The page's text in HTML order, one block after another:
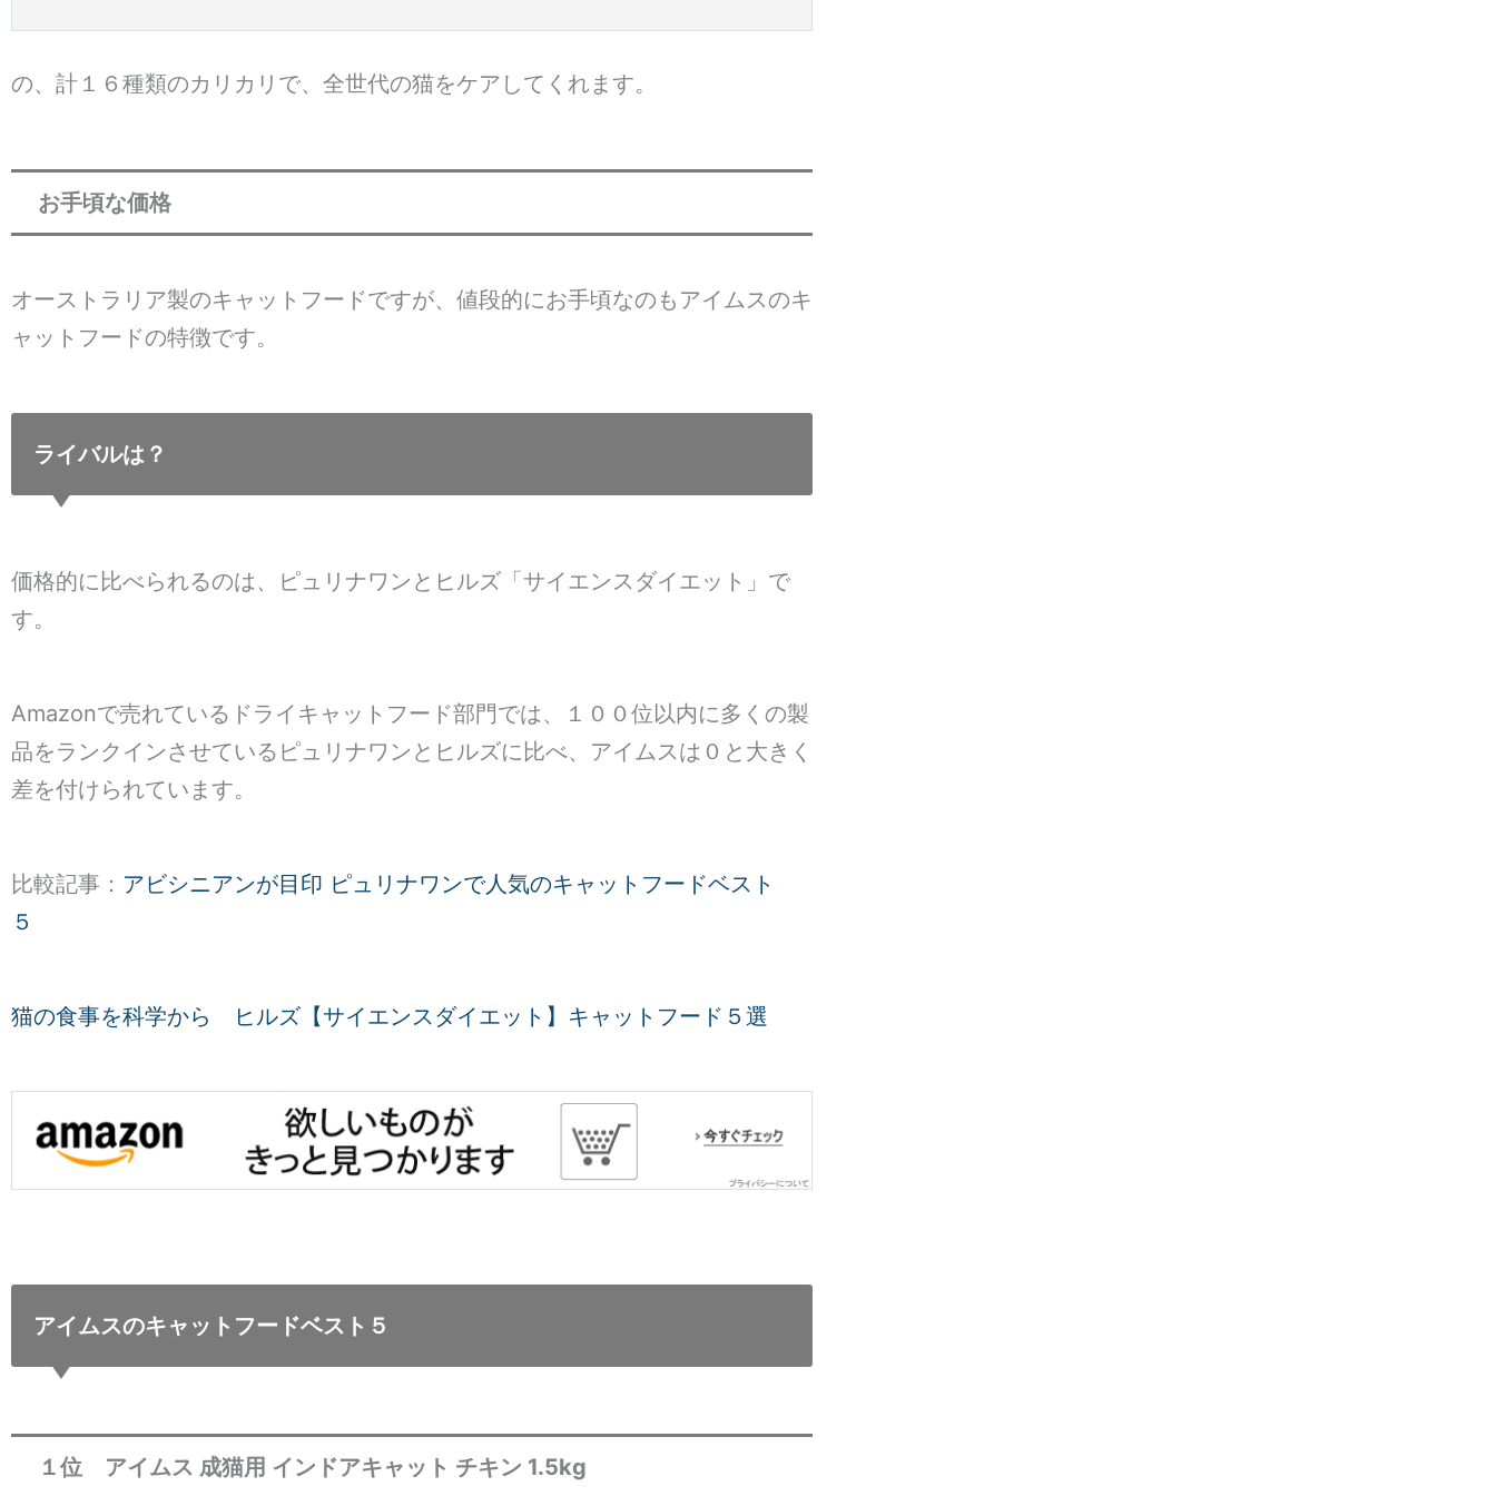
の、計１６種類のカリカリで、全世代の猫をケアしてくれます。
お手頃な価格
オーストラリア製のキャットフードですが、値段的にお手頃なのもアイムスのキ
ャットフードの特徴です。
ライバルは？
価格的に比べられるのは、ピュリナワンとヒルズ「サイエンスダイエット」で
す。
Amazonで売れているドライキャットフード部門では、１００位以内に多くの製
品をランクインさせているピュリナワンとヒルズに比べ、アイムスは０と大きく
差を付けられています。
比較記事： アビシニアンが目印 ピュリナワンで人気のキャットフードベスト
５
猫の食事を科学から ヒルズ【サイエンスダイエット】キャットフード５選
アイムスのキャットフードベスト５
１位 アイムス 成猫用 インドアキャット チキン 1.5kg